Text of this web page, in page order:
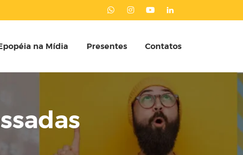
na Mídia Presentes Contatos